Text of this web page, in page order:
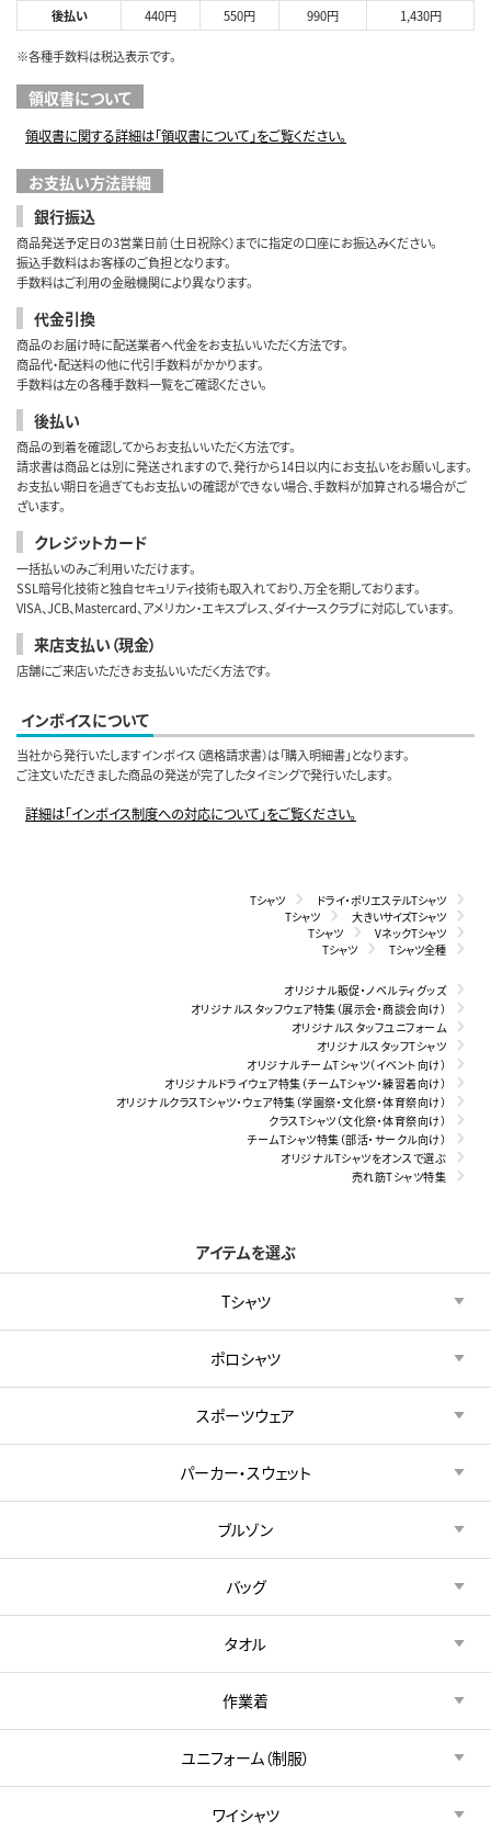
後払い 440円 550円 990円 1,430円
※各種手数料は税込表示です。
領収書について
領収書に関する詳細は「領収書について」をご覧ください。
お支払い方法詳細
銀行振込
商品発送予定日の3営業日前（土日祝除く）までに指定の口座にお振込みください。
振込手数料はお客様のご負担となります。
手数料はご利用の金融機関により異なります。
代金引換
商品のお届け時に配送業者へ代金をお支払いいただく方法です。
商品代・配送料の他に代引手数料がかかります。
手数料は左の各種手数料一覧をご確認ください。
後払い
商品の到着を確認してからお支払いいただく方法です。
請求書は商品とは別に発送されますので、発行から14日以内にお支払いをお願いします。
お支払い期日を過ぎてもお支払いの確認ができない場合、手数料が加算される場合がご
ざいます。
クレジットカード
一括払いのみご利用いただけます。
SSL暗号化技術と独自セキュリティ技術も取入れており、万全を期しております。
VISA、JCB、Mastercard、アメリカン・エキスプレス、ダイナースクラブに対応しています。
来店支払い（現金）
店舗にご来店いただきお支払いいただく方法です。
インボイスについて
当社から発行いたしますインボイス（適格請求書）は「購入明細書」となります。
ご注文いただきました商品の発送が完了したタイミングで発行いたします。
詳細は「インボイス制度への対応について」をご覧ください。
Tシャツ
ドライ・ポリエステルTシャツ
Tシャツ
大きいサイズTシャツ
Tシャツ
VネックTシャツ
Tシャツ
Tシャツ全種
オリジナル販促・ノベルティグッズ
オリジナルスタッフウェア特集（展示会・商談会向け）
オリジナルスタッフユニフォーム
オリジナルスタッフTシャツ
オリジナルチームTシャツ（イベント向け）
オリジナルドライウェア特集（チームTシャツ・練習着向け）
オリジナルクラスTシャツ・ウェア特集（学園祭・文化祭・体育祭向け）
クラスTシャツ（文化祭・体育祭向け）
チームTシャツ特集（部活・サークル向け）
オリジナルTシャツをオンスで選ぶ
売れ筋Tシャツ特集
アイテムを選ぶ
Tシャツ
ポロシャツ
スポーツウェア
パーカー・スウェット
ブルゾン
バッグ
タオル
作業着
ユニフォーム（制服）
ワイシャツ